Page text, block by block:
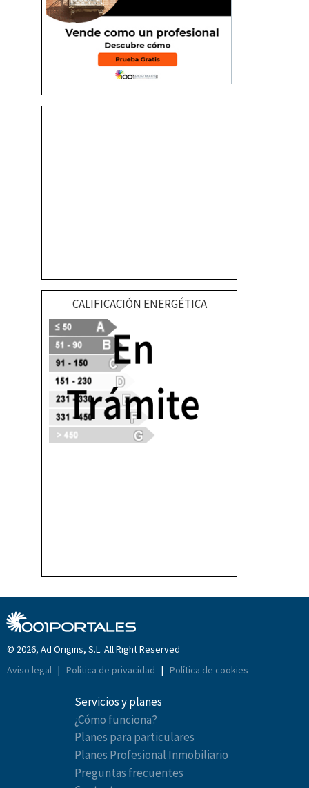
CALIFICACIÓN ENERGÉTICA
© 2026, Ad Origins, S.L. All Right Reserved
Aviso legal | Política de privacidad | Política de cookies
Servicios y planes
¿Cómo funciona?
Planes para particulares
Planes Profesional Inmobiliario
Preguntas frecuentes